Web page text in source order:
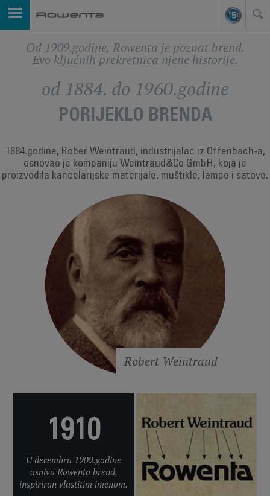
Od 1909.godine, Rowenta je poznat brend.
Evo ključnih prekretnica njene historije.
od 1884. do 1960.godine
PORIJEKLO BRENDA
1884.godine, Rober Weintraud, industrijalac iz Offenbach-a,
osnovao je kompaniju Weintraud&Co GmbH, koja je
proizvodila kancelarijske materijale, muštikle, lampe i satove.
Robert Weintraud
1910
U decembru 1909.godine
osniva Rowenta brend,
inspiriran vlastitim imenom.